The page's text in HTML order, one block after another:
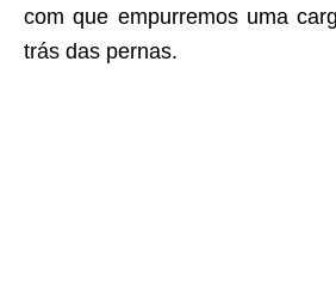
com que empurremos uma
trás das pernas.